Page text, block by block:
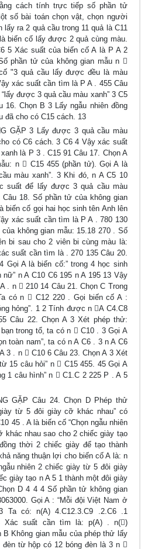
cách tính trực tiếp số phần tử
số bài toán chọn vật, chọn người
lấy ra 2 quả cầu trong 11 quả là C11
biến cố lấy được 2 quả cùng màu.
5 Xác suất của biến cố A là P A 2
phần tử của không gian mẫu n 
"3 quả cầu lấy được đều là màu
xác suất cần tìm là P A . 455 Câu
được 3 quả cầu màu xanh” 3 C5
16. Chọn B 3 Lấy ngẫu nhiên đồng
đã cho có C15 cách. 13
GẶP 3 Lấy được 3 quả cầu màu
có C6 cách. 3 C6 4 Vậy xác suất
là P 3 . C15 91 Câu 17. Chọn A
n  C15 455 (phần tử). Gọi A là
màu xanh”. 3 Khi đó, n A C5 10
suất để lấy được 3 quả cầu màu
18. Số phần tử của không gian
biến cố gọi hai học sinh tên Anh lên
xác suất cần tìm là P A . 780 130
không gian mẫu: 15.18 270 . Số
bi sau cho 2 viên bi cùng màu là:
suất cần tìm là . 270 135 Câu 20.
Gọi A là biến cố:” trong 4 học sinh
n A C10 C6 195 n A 195 13 Vậy
. n  210 14 Câu 21. Chọn C Trong
có n  C12 220 . Gọi biến cố A :
hỏng”. 1 2 Tính được n A C4.C8
Câu 22. Chọn A 3 Xét phép thử:
trong tổ, ta có n  C10 . 3 Gọi A
toàn nam”, ta có n A C6 . 3 n A C6
3 . n  C10 6 Câu 23. Chọn A 3 Xét
15 câu hỏi” n  C15 455. 45 Gọi A
1 câu hình” n  C1.C 2 225 P . A 5
GẶP Câu 24. Chọn D Phép thử
từ 5 đôi giày cỡ khác nhau” có
45 . A là biến cố “Chọn ngẫu nhiên
khác nhau sao cho 2 chiếc giày tạo
thời 2 chiếc giày để tạo thành
năng thuận lợi cho biến cố A là: n
nhiên 2 chiếc giày từ 5 đôi giày
giày tạo n A 5 1 thành một đôi giày
D 4 4 4 Số phần tử không gian
Gọi A : “Mỗi đội Việt Nam ở
Ta có: n(A) 4.C12.3.C9 .2.C6 .1
Xác suất cần tìm là: p(A) . n()
B Không gian mẫu của phép thử lấy
đèn từ hộp có 12 bóng đèn là 3 n 